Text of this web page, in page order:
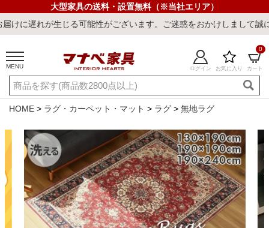
大型家具の送料・設置無料（※当社エリア）
可能性がございます。ご迷惑をおかけしまして誠に申し訳ござい
MENU ログイン お気に入り カート
0
ご利用ガイド 新規会員登録
店舗一覧 閲覧履歴
キーワード・商品番号で探す
HOME ラグ・カーペット・マット ラグ 無地ラグ